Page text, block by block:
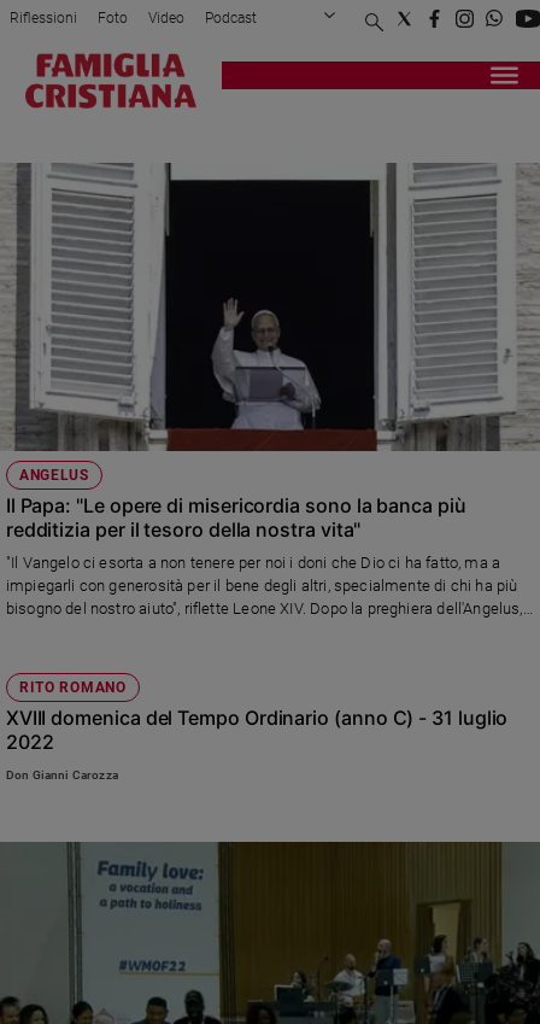
Attualità
Politica
Mondo
Economia
Legalità
giustizia
Sport
Interviste
Papa
Papa
Chiesa
Chiesa
spiritualità
Santi
Devozione
e
Società
Riflessioni Foto Video Podcast
Privacy Policy Chi siamo
Registrati Redazione
ANGELUS
Il Papa: "Le opere di misericordia sono la banca più
redditizia per il tesoro della nostra vita"
"Il Vangelo ci esorta a non tenere per noi i doni che Dio ci ha fatto, ma a
impiegarli con generosità per il bene degli altri, specialmente di chi ha più
bisogno del nostro aiuto", riflette Leone XIV. Dopo la preghiera dell'Angelus, il
accordo fra Armenia e Azerbaigian per mettere fine a oltre 30 anni di guerra
ed aprime preoccupazione per la situazione disperata di Haiti, sempre di
più in preda alla violenza
RITO ROMANO
XVIII domenica del Tempo Ordinario (anno C) - 31 luglio
2022
Don Gianni Carozza